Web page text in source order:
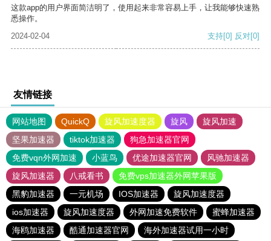
这款app的用户界面简洁明了，使用起来非常容易上手，让我能够快速熟
悉操作。
2024-02-04
支持[0] 反对[0]
友情链接
网站地图 QuickQ 旋风加速度器 旋风
旋风加速
坚果加速器
tiktok加速器
狗急加速器官网
免费vqn外网加速
小蓝鸟 优途加速器官网
风驰加速器
旋风加速器
八戒看书
免费vps加速器外网苹果版
黑豹加速器
一元机场 IOS加速器
旋风加速度器
ios加速器
旋风加速度器 外网加速免费软件
蜜蜂加速器
海鸥加速器
酷通加速器官网 海外加速器试用一小时